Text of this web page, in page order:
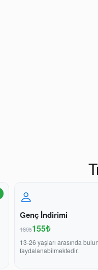
Genç İndirimi
180₺155₺
13-26 yaşları arasında
faydalanabilmektedir.